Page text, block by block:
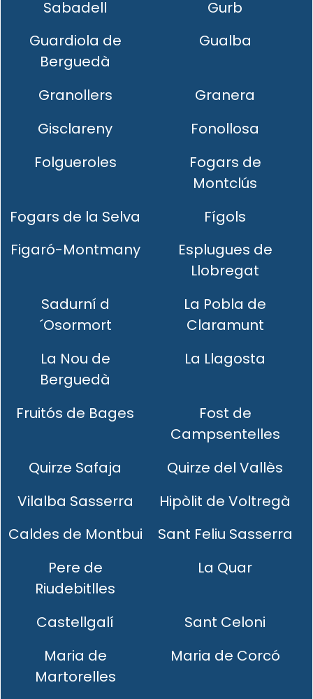
Sabadell
Gurb
Guardiola de
Berguedà
Gualba
Granollers
Granera
Gisclareny
Fonollosa
Folgueroles
Fogars de
Montclús
Fogars de la Selva
Fígols
Figaró-Montmany
Esplugues de
Llobregat
Sadurní d
´Osormort
La Pobla de
Claramunt
La Nou de
Berguedà
La Llagosta
Fruitós de Bages
Fost de
Campsentelles
Quirze Safaja
Quirze del Vallès
Vilalba Sasserra
Hipòlit de Voltregà
Caldes de Montbui
Sant Feliu Sasserra
Pere de
Riudebitlles
La Quar
Castellgalí
Sant Celoni
Maria de
Martorelles
Maria de Corcó